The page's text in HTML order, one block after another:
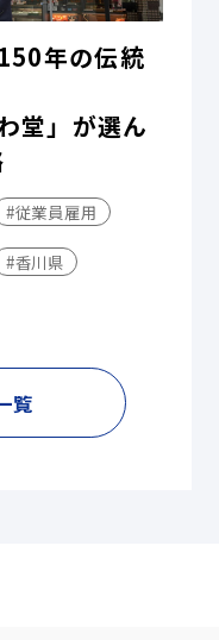
年の伝統
堂」が選ん
#従業員雇用
#香川県
覧